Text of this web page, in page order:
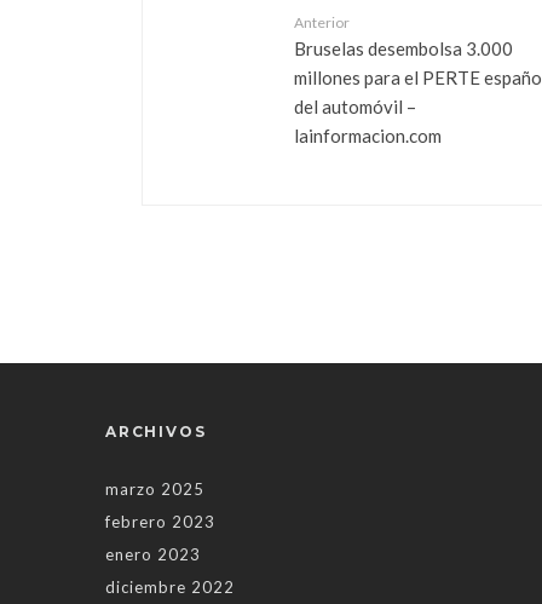
Anterior
Bruselas desembolsa 3.000
millones para el PERTE
del automóvil –
lainformacion.com
ARCHIVOS
marzo 2025
febrero 2023
enero 2023
diciembre 2022